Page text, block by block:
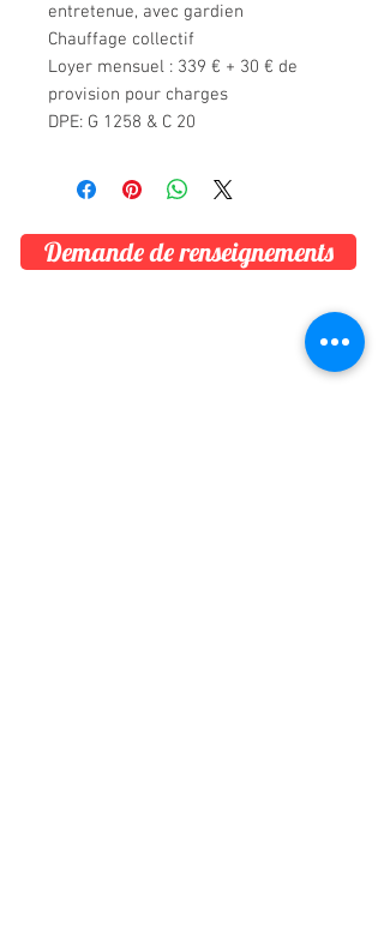
entretenue, avec gardien
Chauffage collectif
Loyer mensuel : 339 € + 30 € de
provision pour charges
DPE: G 1258 & C 20
Demande de renseignements